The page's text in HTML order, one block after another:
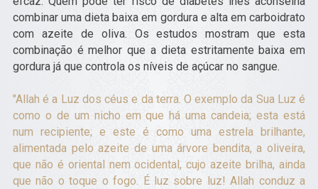
combinar uma dieta baixa em gordura e alta em carboidrato
com azeite de oliva. Os estudos mostram que esta
combinação é melhor que a dieta estritamente baixa em
gordura já que controla os níveis de açúcar no sangue.
"Allah é a Luz dos céus e da terra. O exemplo da Sua Luz é
como o de um nicho em que há uma candeia; esta está
num recipiente; e este é como uma estrela brilhante,
alimentada pelo azeite de uma árvore bendita, a oliveira,
que não é oriental nem ocidental, cujo azeite brilha, ainda
que não o toque o fogo. É luz sobre luz! Allah conduz a